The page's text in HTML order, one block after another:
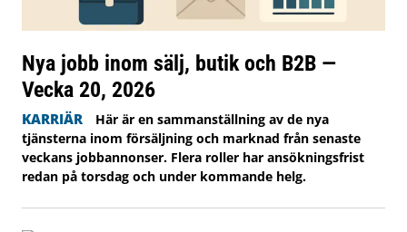
Nya jobb inom sälj, butik och B2B —
Vecka 20, 2026
KARRIÄR
Här är en sammanställning av de nya
tjänsterna inom försäljning och marknad från senaste
veckans jobbannonser. Flera roller har ansökningsfrist
redan på torsdag och under kommande helg.